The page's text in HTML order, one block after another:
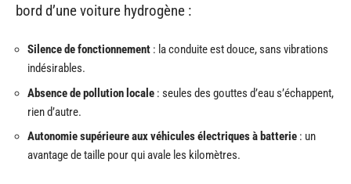
bord d’une voiture hydrogène :
Silence de fonctionnement : la conduite est douce, sans vibrations
indésirables.
Absence de pollution locale : seules des gouttes d’eau s’échappent,
rien d’autre.
Autonomie supérieure aux véhicules électriques à batterie : un
avantage de taille pour qui avale les kilomètres.